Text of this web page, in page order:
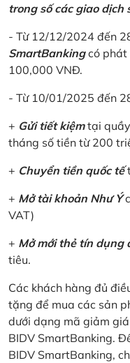
trong số các giao dịch
- Từ 12/12/2024 đến
SmartBankingcó phát
100,000 VNĐ.
- Từ 10/01/2025 đến
+ Gửi tiết kiệmtại
tháng số tiền từ 200
+ Chuyển tiền quốc tế
+ Mở tài khoản Như Ý
VAT)
+ Mở mới thẻ tín dụng
tiêu.
Các khách hàng đủ
tặng để mua các sản
dưới dạng mã giảm
BIDV SmartBanking.
BIDV SmartBanking,